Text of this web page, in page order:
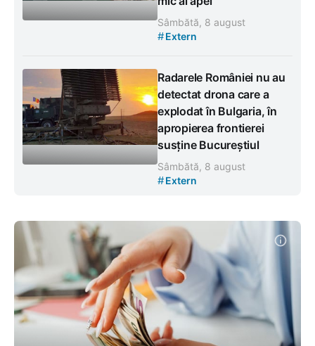
Sâmbătă, 8 august
#Extern
Radarele României nu au
detectat drona care a
explodat în Bulgaria, în
apropierea frontierei
susține Bucureștiul
Sâmbătă, 8 august
#Extern